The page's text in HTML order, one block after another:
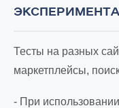
Тесты на разных
маркетплейсы,
- При